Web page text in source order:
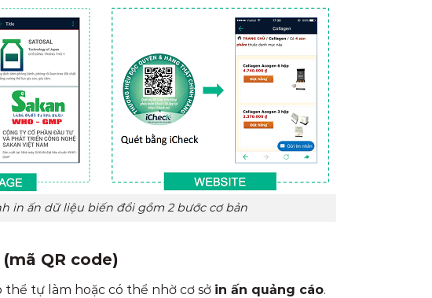
in ấn dữ liệu biến đổi gồm 2 bước cơ bản
QR code)
tự làm hoặc có thể nhờ cơ sở in ấn quảng cáo.